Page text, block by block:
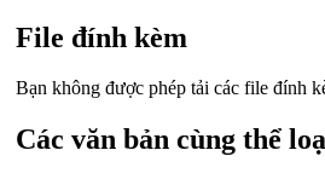
File đính kèm
Bạn không được phép tải các file đính
Các văn bản cùng thể